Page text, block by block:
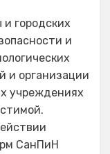
городских
и
и организации
учреждениях
СанПиН